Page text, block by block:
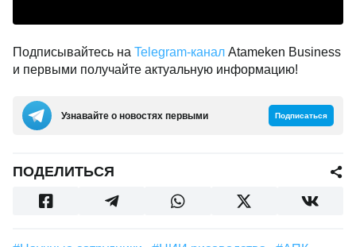
Подписывайтесь на Telegram-канал Atameken Business
и первыми получайте актуальную информацию!
Узнавайте о новостях первыми Подписаться
ПОДЕЛИТЬСЯ